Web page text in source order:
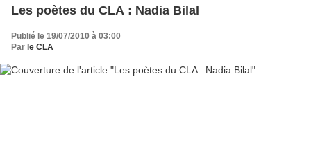
Les poètes du CLA : Nadia Bilal
Publié le 19/07/2010 à 03:00
Par le CLA